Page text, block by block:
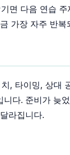
면 다음 연습
가장 자주 반
, 타이밍, 상대
다. 준비가 늦
라집니다.